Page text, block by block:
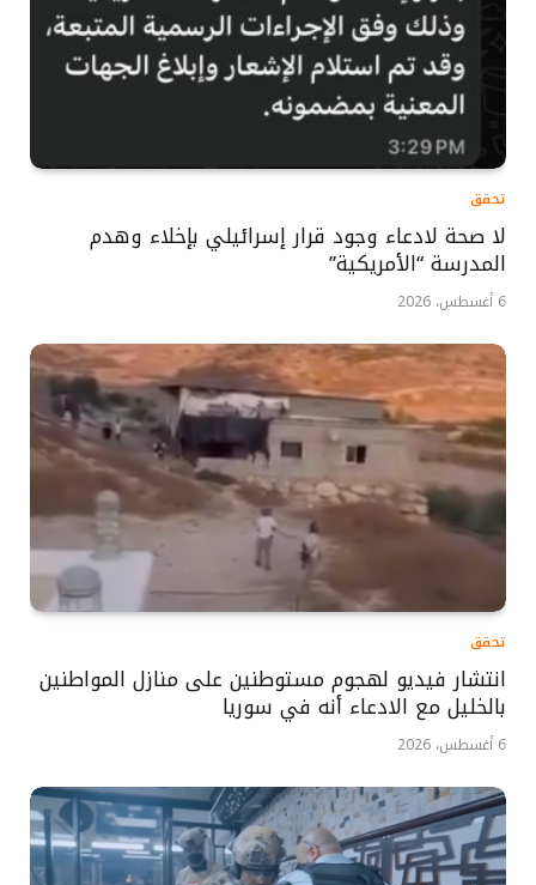
تحقق
لا صحة لادعاء وجود قرار إسرائيلي بإخلاء وهدم
المدرسة “الأمريكية”
6 أغسطس، 2026
تحقق
انتشار فيديو لهجوم مستوطنين على منازل المواطنين
بالخليل مع الادعاء أنه في سوريا
6 أغسطس، 2026